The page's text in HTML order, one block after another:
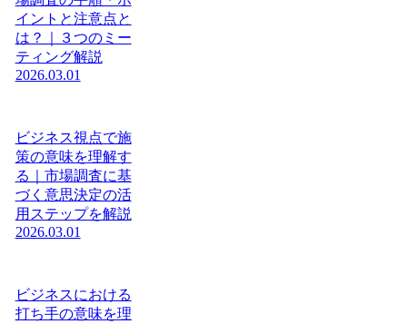
イントと注意点と
は？｜３つのミー
ティング解説
2026.03.01
ビジネス視点で施
策の意味を理解す
る｜市場調査に基
づく意思決定の活
用ステップを解説
2026.03.01
ビジネスにおける
打ち手の意味を理